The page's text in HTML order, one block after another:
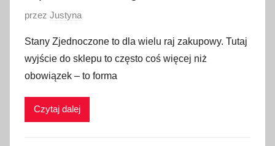
O
u
b
l
i
przez Justyna
Stany Zjednoczone to dla wielu raj zakupowy. Tutaj
wyjście do sklepu to często coś więcej niż
obowiązek – to forma
Czytaj dalej